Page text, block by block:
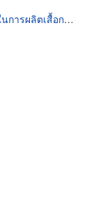
สื้อกางเกงชั้นในสตรี